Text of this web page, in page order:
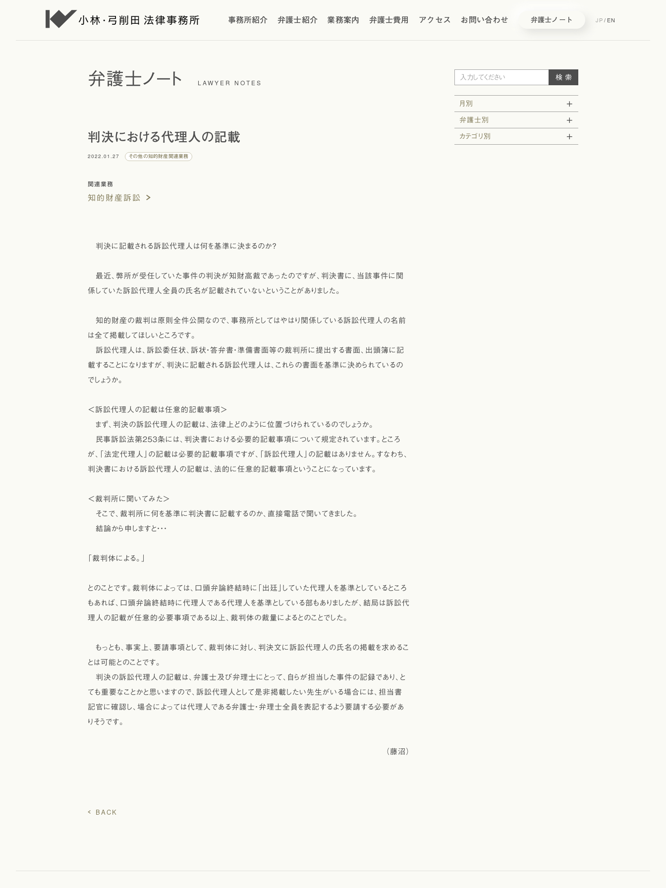
事務所紹介 弁護士紹介 業務案内 弁護士費用 アクセス お問い合わせ 弁護士ノート JP/ EN
弁護士ノート LAWYER NOTES
判決における代理人の記載
2022.01.27 その他の知的財産関連業務
関連業務
知的財産訴訟
判決に記載される訴訟代理人は何を基準に決まるのか？
最近、弊所が受任していた事件の判決が知財高裁であったのですが、判決書に、当該事件に関
係していた訴訟代理人全員の氏名が記載されていないということがありました。
知的財産の裁判は原則全件公開なので、事務所としてはやはり関係している訴訟代理人の名前
は全て掲載してほしいところです。
訴訟代理人は、訴訟委任状、訴状・答弁書・準備書面等の裁判所に提出する書面、出頭簿に記
載することになりますが、判決に記載される訴訟代理人は、これらの書面を基準に決められているの
でしょうか。
＜訴訟代理人の記載は任意的記載事項＞
まず、判決の訴訟代理人の記載は、法律上どのように位置づけられているのでしょうか。
民事訴訟法第２５３条には、判決書における必要的記載事項について規定されています。ところ
が、「法定代理人」の記載は必要的記載事項ですが、「訴訟代理人」の記載はありません。すなわち、
判決書における訴訟代理人の記載は、法的に任意的記載事項ということになっています。
＜裁判所に聞いてみた＞
そこで、裁判所に何を基準に判決書に記載するのか、直接電話で聞いてきました。
結論から申しますと・・・
「裁判体による。」
とのことです。裁判体によっては、口頭弁論終結時に「出廷」していた代理人を基準としているところ
もあれば、口頭弁論終結時に代理人である代理人を基準としている部もありましたが、結局は訴訟代
理人の記載が任意的必要事項である以上、裁判体の裁量によるとのことでした。
もっとも、事実上、要請事項として、裁判体に対し、判決文に訴訟代理人の氏名の掲載を求めるこ
とは可能とのことです。
判決の訴訟代理人の記載は、弁護士及び弁理士にとって、自らが担当した事件の記録であり、と
ても重要なことかと思いますので、訴訟代理人として是非掲載したい先生がいる場合には、担当書
記官に確認し、場合によっては代理人である弁護士・弁理士全員を表記するよう要請する必要があ
りそうです。
（藤沼）
BACK
月別
弁護士別
カテゴリ別